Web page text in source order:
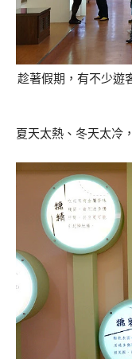
趁著假期，有不少遊
夏天太熱、冬天太冷